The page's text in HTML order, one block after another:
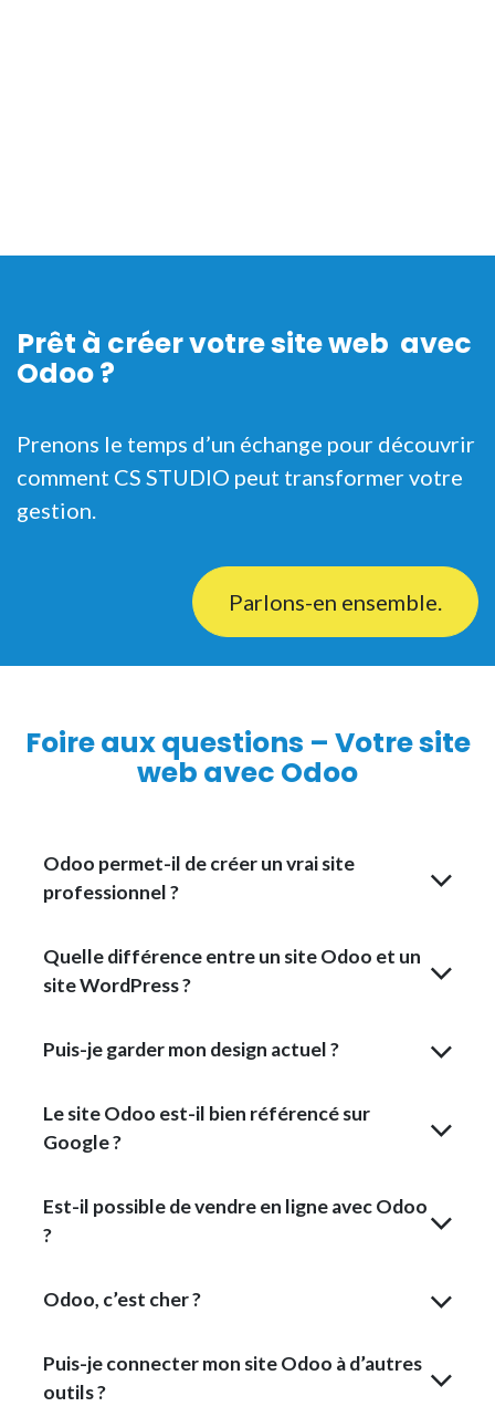
Prêt à créer votre site web avec
Odoo ?
Prenons le temps d’un échange pour découvrir
comment CS STUDIO peut transformer votre
gestion.
Parlons-en ensemble.
Foire aux questions – Votre site
web avec Odoo
Odoo permet-il de créer un vrai site
professionnel ?
Quelle différence entre un site Odoo et un
site WordPress ?
Puis-je garder mon design actuel ?
Le site Odoo est-il bien référencé sur
Google ?
Est-il possible de vendre en ligne avec Odoo
?
Odoo, c’est cher ?
Puis-je connecter mon site Odoo à d’autres
outils ?